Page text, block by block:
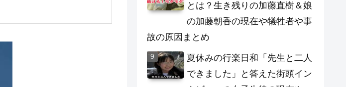
とは？生き残りの加藤直樹＆娘
の加藤朝香の現在や犠牲者や事
故の原因まとめ
夏休みの行楽日和「先生と二人
できました」と答えた街頭イン